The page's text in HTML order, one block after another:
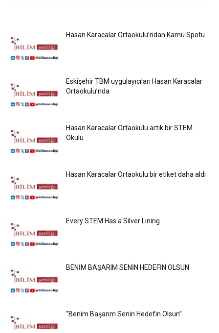
Hasan Karacalar Ortaokulu’ndan Kamu Spotu
Eskişehir TBM uygulayıcıları Hasan Karacalar
Ortaokulu’nda
Hasan Karacalar Ortaokulu artık bir STEM
Okulu
Hasan Karacalar Ortaokulu bir etiket daha aldı
Every STEM Has a Silver Lining
BENİM BAŞARIM SENİN HEDEFİN OLSUN
“Benim Başarım Senin Hedefin Olsun”